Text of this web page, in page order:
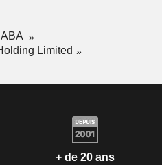
Limited
+ de 20 ans